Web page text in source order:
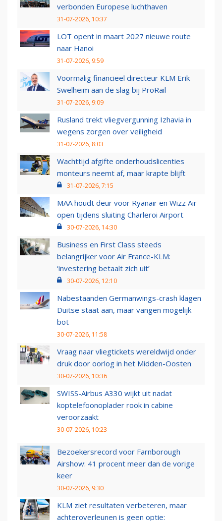
verbonden Europese luchthaven
31-07-2026, 10:37
LOT opent in maart 2027 nieuwe route
naar Hanoi
31-07-2026, 9:59
Voormalig financieel directeur KLM Erik
Swelheim aan de slag bij ProRail
31-07-2026, 9:09
Rusland trekt vliegvergunning Izhavia in
wegens zorgen over veiligheid
31-07-2026, 8:03
Wachttijd afgifte onderhoudslicenties
monteurs neemt af, maar krapte blijft
31-07-2026, 7:15
MAA houdt deur voor Ryanair en Wizz Air
open tijdens sluiting Charleroi Airport
30-07-2026, 14:30
Business en First Class steeds
belangrijker voor Air France-KLM:
‘investering betaalt zich uit’
30-07-2026, 12:10
Nabestaanden Germanwings-crash klagen
Duitse staat aan, maar vangen mogelijk
bot
30-07-2026, 11:58
Vraag naar vliegtickets wereldwijd onder
druk door oorlog in het Midden-Oosten
30-07-2026, 10:36
SWISS-Airbus A330 wijkt uit nadat
koptelefoonoplader rook in cabine
veroorzaakt
30-07-2026, 10:23
Bezoekersrecord voor Farnborough
Airshow: 41 procent meer dan de vorige
keer
30-07-2026, 9:30
KLM ziet resultaten verbeteren, maar
achteroverleunen is geen optie: